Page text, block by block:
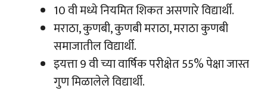
10 वी मध्ये नियमित शिकत असणारे विद्यार्थी.
मराठा, कुणबी, कुणबी मराठा, मराठा कुणबी
समाजातील विद्यार्थी.
इयत्ता 9 वी च्या वार्षिक परीक्षेत 55% पेक्षा जास्त
गुण मिळालेले विद्यार्थी.